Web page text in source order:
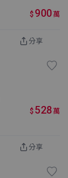
$ 900萬
分享
$ 528萬
分享